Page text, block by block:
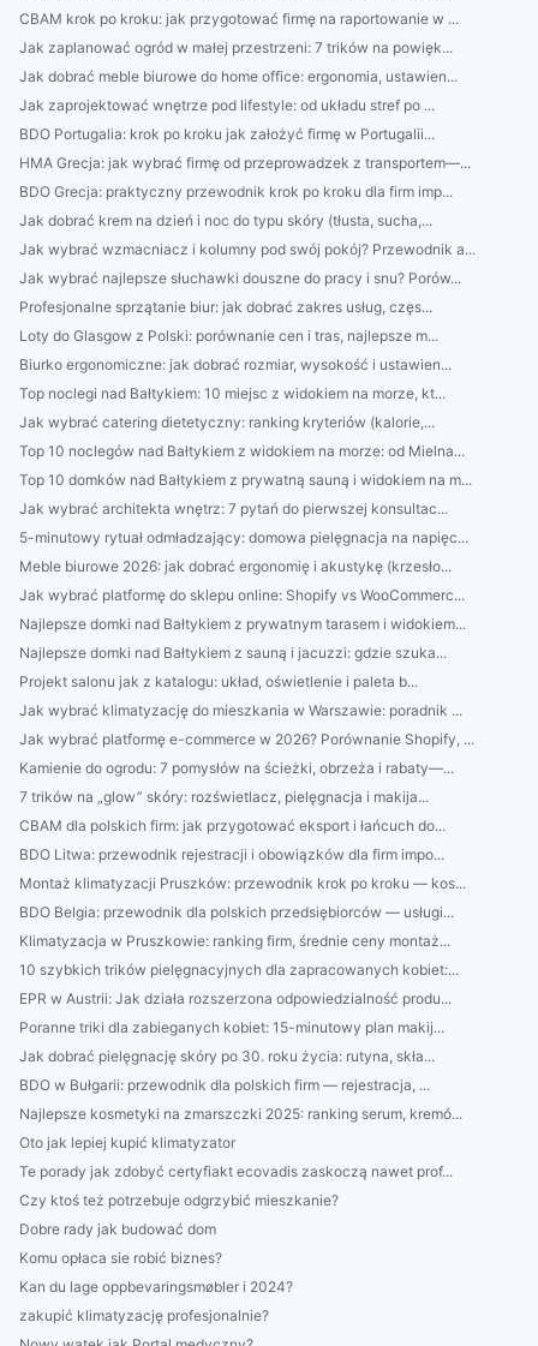
CBAM krok po kroku: jak przygotować firmę na raportowanie w ...
Jak zaplanować ogród w małej przestrzeni: 7 trików na powięk...
Jak dobrać meble biurowe do home office: ergonomia, ustawien...
Jak zaprojektować wnętrze pod lifestyle: od układu stref po ...
BDO Portugalia: krok po kroku jak założyć firmę w Portugalii...
HMA Grecja: jak wybrać firmę od przeprowadzek z transportem—...
BDO Grecja: praktyczny przewodnik krok po kroku dla firm imp...
Jak dobrać krem na dzień i noc do typu skóry (tłusta, sucha,...
Jak wybrać wzmacniacz i kolumny pod swój pokój? Przewodnik a...
Jak wybrać najlepsze słuchawki douszne do pracy i snu? Porów...
Profesjonalne sprzątanie biur: jak dobrać zakres usług, częs...
Loty do Glasgow z Polski: porównanie cen i tras, najlepsze m...
Biurko ergonomiczne: jak dobrać rozmiar, wysokość i ustawien...
Top noclegi nad Bałtykiem: 10 miejsc z widokiem na morze, kt...
Jak wybrać catering dietetyczny: ranking kryteriów (kalorie,...
Top 10 noclegów nad Bałtykiem z widokiem na morze: od Mielna...
Top 10 domków nad Bałtykiem z prywatną sauną i widokiem na m...
Jak wybrać architekta wnętrz: 7 pytań do pierwszej konsultac...
5-minutowy rytuał odmładzający: domowa pielęgnacja na napięc...
Meble biurowe 2026: jak dobrać ergonomię i akustykę (krzesło...
Jak wybrać platformę do sklepu online: Shopify vs WooCommerc...
Najlepsze domki nad Bałtykiem z prywatnym tarasem i widokiem...
Najlepsze domki nad Bałtykiem z sauną i jacuzzi: gdzie szuka...
Projekt salonu jak z katalogu: układ, oświetlenie i paleta b...
Jak wybrać klimatyzację do mieszkania w Warszawie: poradnik ...
Jak wybrać platformę e-commerce w 2026? Porównanie Shopify, ...
Kamienie do ogrodu: 7 pomysłów na ścieżki, obrzeża i rabaty—...
7 trików na „glow” skóry: rozświetlacz, pielęgnacja i makija...
CBAM dla polskich firm: jak przygotować eksport i łańcuch do...
BDO Litwa: przewodnik rejestracji i obowiązków dla firm impo...
Montaż klimatyzacji Pruszków: przewodnik krok po kroku — kos...
BDO Belgia: przewodnik dla polskich przedsiębiorców — usługi...
Klimatyzacja w Pruszkowie: ranking firm, średnie ceny montaż...
10 szybkich trików pielęgnacyjnych dla zapracowanych kobiet:...
EPR w Austrii: Jak działa rozszerzona odpowiedzialność produ...
Poranne triki dla zabieganych kobiet: 15-minutowy plan makij...
Jak dobrać pielęgnację skóry po 30. roku życia: rutyna, skła...
BDO w Bułgarii: przewodnik dla polskich firm — rejestracja, ...
Najlepsze kosmetyki na zmarszczki 2025: ranking serum, kremó...
Oto jak lepiej kupić klimatyzator
Te porady jak zdobyć certyfiakt ecovadis zaskoczą nawet prof...
Czy ktoś też potrzebuje odgrzybić mieszkanie?
Dobre rady jak budować dom
Komu opłaca sie robić biznes?
Kan du lage oppbevaringsmøbler i 2024?
zakupić klimatyzację profesjonalnie?